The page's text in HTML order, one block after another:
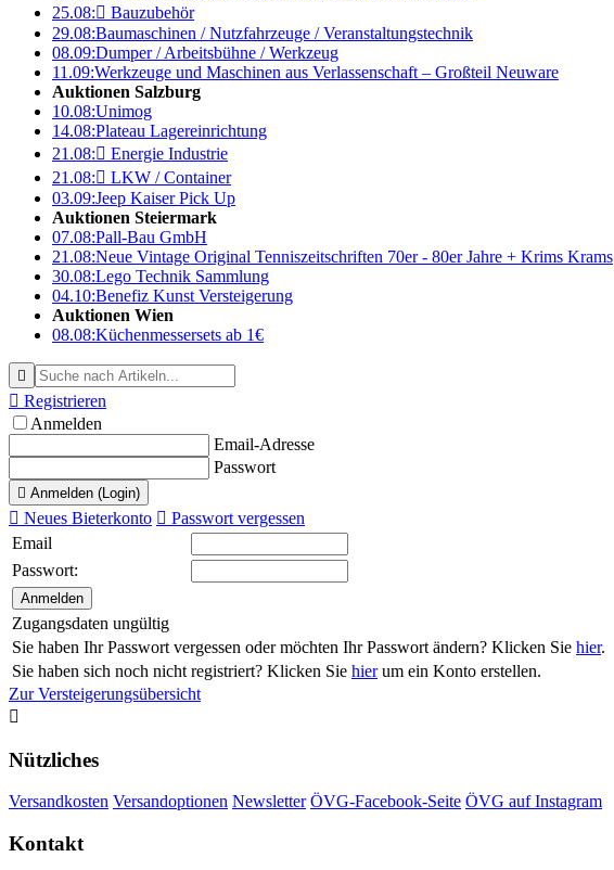
25.08: Bauzubehör
29.08:Baumaschinen / Nutzfahrzeuge / Veranstaltungstechnik
08.09:Dumper / Arbeitsbühne / Werkzeug
11.09:Werkzeuge und Maschinen aus Verlassenschaft – Großteil Neuware
Auktionen Salzburg
10.08:Unimog
14.08:Plateau Lagereinrichtung
21.08: Energie Industrie
21.08: LKW / Container
03.09:Jeep Kaiser Pick Up
Auktionen Steiermark
07.08:Pall-Bau GmbH
21.08:Neue Vintage Original Tenniszeitschriften 70er - 80er Jahre + Krims Krams
30.08:Lego Technik Sammlung
04.10:Benefiz Kunst Versteigerung
Auktionen Wien
08.08:Küchenmessersets ab 1€

 Registrieren
Anmelden
Email-Adresse
Passwort
 Anmelden (Login)
 Neues Bieterkonto  Passwort vergessen
Email
Passwort:
Zugangsdaten ungültig
Sie haben Ihr Passwort vergessen oder möchten Ihr Passwort ändern? Klicken Sie hier.
Sie haben sich noch nicht registriert? Klicken Sie hierum ein Konto erstellen.
Zur Versteigerungsübersicht

Nützliches
Versandkosten Versandoptionen Newsletter ÖVG-Facebook-Seite ÖVG auf Instagram
Kontakt